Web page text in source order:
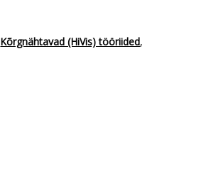
Kõrgnähtavad (HiVis) tööriided,